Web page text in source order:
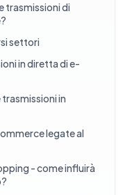
trasmissioni di
settori
in diretta di e-
in
legate al
- come influirà